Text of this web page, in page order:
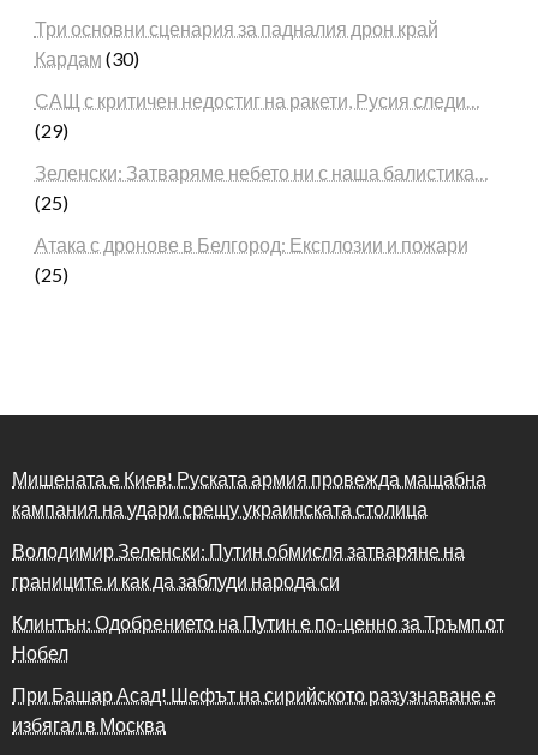
Три основни сценария за падналия дрон край
Кардам (30)
САЩ с критичен недостиг на ракети, Русия следи…
(29)
Зеленски: Затваряме небето ни с наша балистика…
(25)
Атака с дронове в Белгород: Експлозии и пожари
(25)
Мишената е Киев! Руската армия провежда мащабна
кампания на удари срещу украинската столица
Володимир Зеленски: Путин обмисля затваряне на
границите и как да заблуди народа си
Клинтън: Одобрението на Путин е по-ценно за Тръмп от
Нобел
При Башар Асад! Шефът на сирийското разузнаване е
избягал в Москва